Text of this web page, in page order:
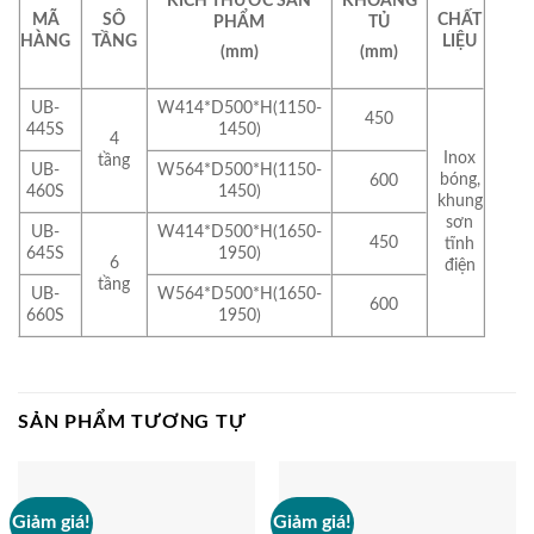
MÃ
HÀNG
SÔ
TẦNG
PHẨM
(mm)
TỦ
(mm)
CHẤT
LIỆU
UB-
445S
4
tầng
W414*D500*H(1150-
1450)
450
Inox
bóng,
khung
sơn
tĩnh
điện
UB-
460S
W564*D500*H(1150-
1450)
600
UB-
645S
6
tầng
W414*D500*H(1650-
1950)
450
UB-
660S
W564*D500*H(1650-
1950)
600
SẢN PHẨM TƯƠNG TỰ
Giảm giá! Giảm giá!